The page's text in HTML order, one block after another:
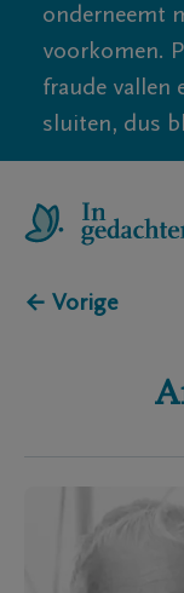
onderneemt
voorkomen.
fraude vallen
sluiten, dus
← Vorige